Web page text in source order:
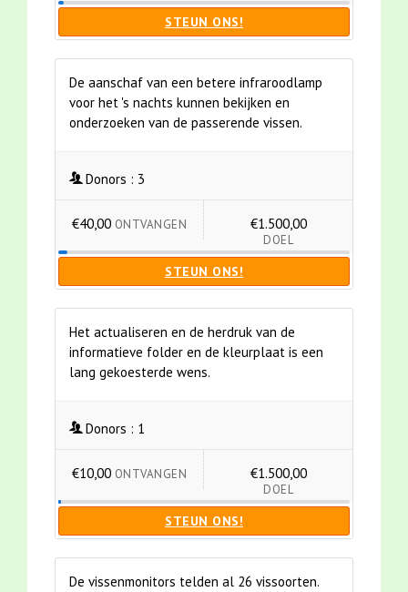
STEUN ONS!
De aanschaf van een betere infraroodlamp
voor het 's nachts kunnen bekijken en
onderzoeken van de passerende vissen.
Donors : 3
€40,00 ONTVANGEN €1.500,00
DOEL
STEUN ONS!
Het actualiseren en de herdruk van de
informatieve folder en de kleurplaat is een
lang gekoesterde wens.
Donors : 1
€10,00 ONTVANGEN €1.500,00
DOEL
STEUN ONS!
De vissenmonitors telden al 26 vissoorten.